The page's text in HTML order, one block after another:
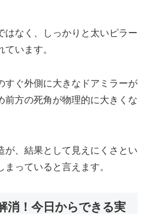
はなく、しっかりと太いピラー
います。
すぐ外側に大きなドアミラーが
前方の死角が物理的に大きくな
が、結果として見えにくさとい
っていると言えます。
消！今日からできる実